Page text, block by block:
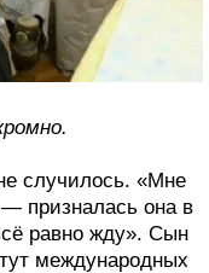
случилось. «Мне
призналась она в
равно жду». Сын
международных